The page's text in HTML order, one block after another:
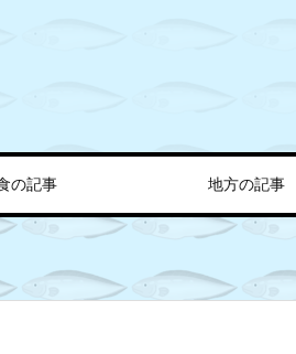
の記事 地方の記事